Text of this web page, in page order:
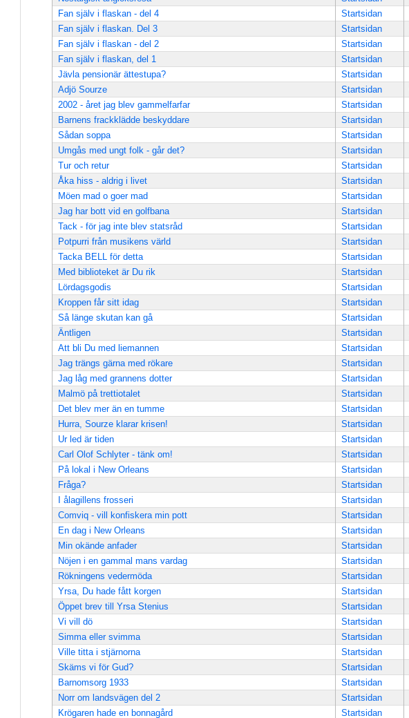
Fan själv i flaskan - del 4
Startsidan
Fan själv i flaskan. Del 3
Startsidan
Fan själv i flaskan - del 2
Startsidan
Fan själv i flaskan, del 1
Startsidan
Jävla pensionär ättestupa?
Startsidan
Adjö Sourze
Startsidan
2002 - året jag blev gammelfarfar
Startsidan
Barnens frackklädde beskyddare
Startsidan
Sådan soppa
Startsidan
Umgås med ungt folk - går det?
Startsidan
Tur och retur
Startsidan
Åka hiss - aldrig i livet
Startsidan
Möen mad o goer mad
Startsidan
Jag har bott vid en golfbana
Startsidan
Tack - för jag inte blev statsråd
Startsidan
Potpurri från musikens värld
Startsidan
Tacka BELL för detta
Startsidan
Med biblioteket är Du rik
Startsidan
Lördagsgodis
Startsidan
Kroppen får sitt idag
Startsidan
Så länge skutan kan gå
Startsidan
Äntligen
Startsidan
Att bli Du med liemannen
Startsidan
Jag trängs gärna med rökare
Startsidan
Jag låg med grannens dotter
Startsidan
Malmö på trettiotalet
Startsidan
Det blev mer än en tumme
Startsidan
Hurra, Sourze klarar krisen!
Startsidan
Ur led är tiden
Startsidan
Carl Olof Schlyter - tänk om!
Startsidan
På lokal i New Orleans
Startsidan
Fråga?
Startsidan
I ålagillens frosseri
Startsidan
Comviq - vill konfiskera min pott
Startsidan
En dag i New Orleans
Startsidan
Min okände anfader
Startsidan
Nöjen i en gammal mans vardag
Startsidan
Rökningens vedermöda
Startsidan
Yrsa, Du hade fått korgen
Startsidan
Öppet brev till Yrsa Stenius
Startsidan
Vi vill dö
Startsidan
Simma eller svimma
Startsidan
Ville titta i stjärnorna
Startsidan
Skäms vi för Gud?
Startsidan
Barnomsorg 1933
Startsidan
Norr om landsvägen del 2
Startsidan
Krögaren hade en bonnagård
Startsidan